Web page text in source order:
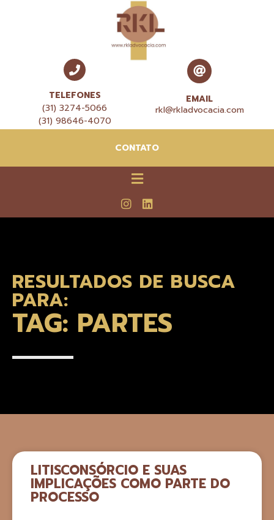
TELEFONES
(31) 3274-5066
(31) 98646-4070
EMAIL
rkl@rkladvocacia.com
CONTATO
RESULTADOS DE BUSCA
PARA:
TAG: PARTES
LITISCONSÓRCIO E SUAS
IMPLICAÇÕES COMO PARTE DO
PROCESSO